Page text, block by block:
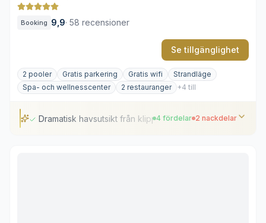
Booking 9,9· 58 recensioner
Se tillgänglighet
2 pooler Gratis parkering Gratis wifi
Strandläge
Spa- och wellnesscenter
2 restauranger +4 till
Dramatisk havsutsikt från klippkanten
4 fördelar 2 nackdelar